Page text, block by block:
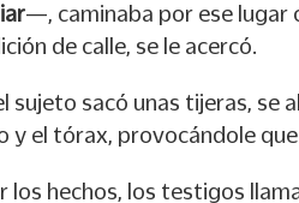
—, caminaba por ese lugar
de calle, se le acercó.
sujeto sacó unas tijeras, se
y el tórax, provocándole
los hechos, los testigos